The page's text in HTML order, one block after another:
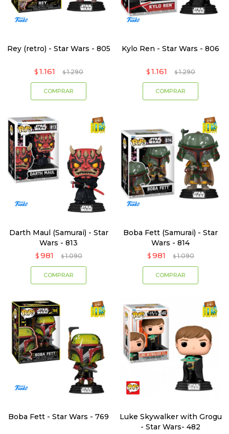
Rey (retro) - Star Wars - 805
$ 1.161 $ 1.290
Kylo Ren - Star Wars - 806
$ 1.161 $ 1.290
Darth Maul (Samurai) - Star
Wars - 813
$ 981 $ 1.090
Boba Fett (Samurai) - Star
Wars - 814
$ 981 $ 1.090
Boba Fett - Star Wars - 769
Luke Skywalker with Grogu
- Star Wars- 482